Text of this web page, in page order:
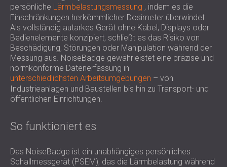
SCHALLSCHUTZ UND AKUSTIK FÜR
HALLEN
SCHALLDÄMMUNG UND
AKUSTIKLÖSUNGEN FÜR
EINZELHANDELSFLÄCHEN
SCHALLSCHUTZ UND AKUSTIK FÜR
BILDUNGSEINRICHTUNGEN
SCHALLSCHUTZ UND AKUSTIK FÜR
SCHALLSCHUTZ UND
AUDIOLOGIEBEREICH
SCHALLDÄMMUNG UND
POLAND (PL)
FINLAND (FI)
РОССИЯ (RU)
USA (US)
SOUTH AFRICA (ZA)
persönliche Lärmbelastungsmessung , indem es die
Einschränkungen herkömmlicher Dosimeter überwindet.
Als vollständig autarkes Gerät ohne Kabel, Displays oder
Bedienelemente konzipiert, schließt es das Risiko von
Beschädigung, Störungen oder Manipulation während der
Messung aus. NoiseBadge gewährleistet eine präzise und
normkonforme Datenerfassung in
unterschiedlichsten Arbeitsumgebungen – von
Industrieanlagen und Baustellen bis hin zu Transport- und
öffentlichen Einrichtungen.
So funktioniert es
Das NoiseBadge ist ein unabhängiges persönliches
Schallmessgerät (PSEM), das die Lärmbelastung während